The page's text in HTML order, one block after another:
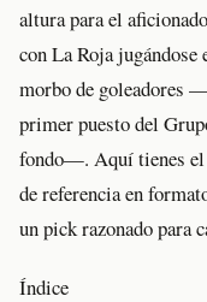
altura para el
con La Roja
morbo de goleadores
primer puesto del
fondo—. Aquí tienes el
de referencia en
un pick razonado para
Índice